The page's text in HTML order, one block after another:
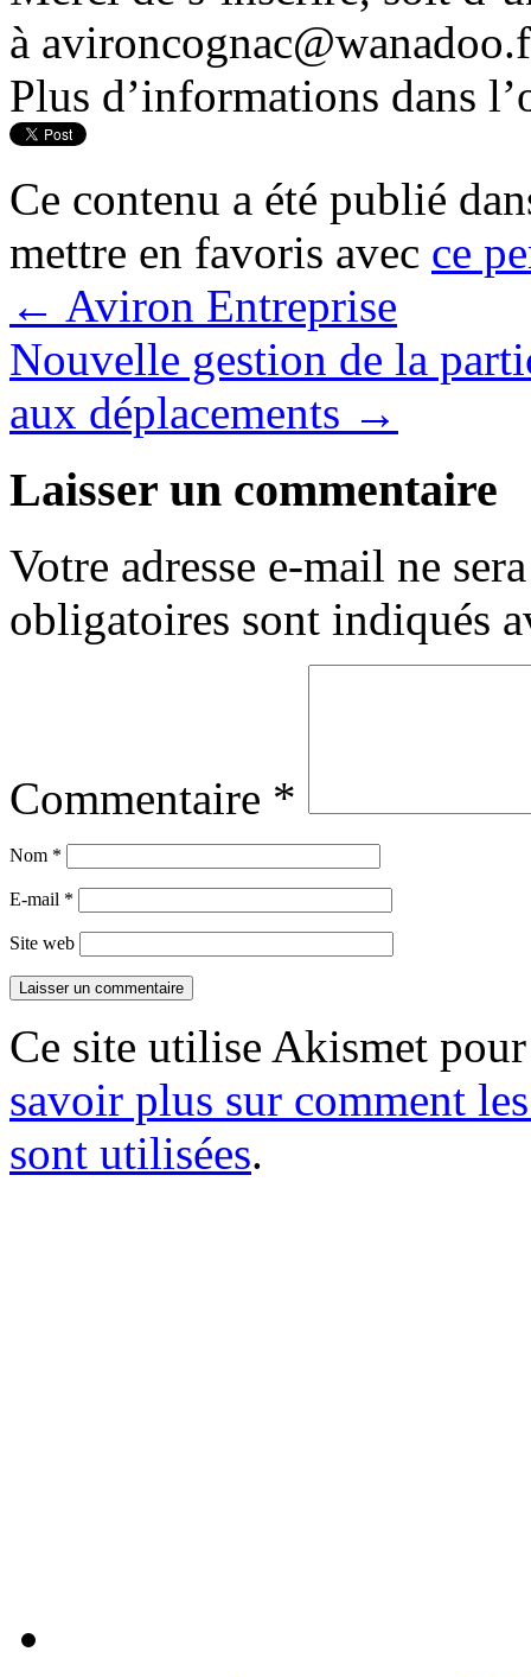
à
Plus d’informations dans
Ce contenu a été publié
mettre en favoris avec ce
← Aviron Entreprise
Nouvelle gestion de la
aux déplacements →
Laisser un commentaire
Votre adresse e-mail ne
obligatoires sont indiqués
Commentaire *
Nom *
E-mail *
Site web
Ce site utilise Akismet
savoir plus sur comment
sont utilisées.